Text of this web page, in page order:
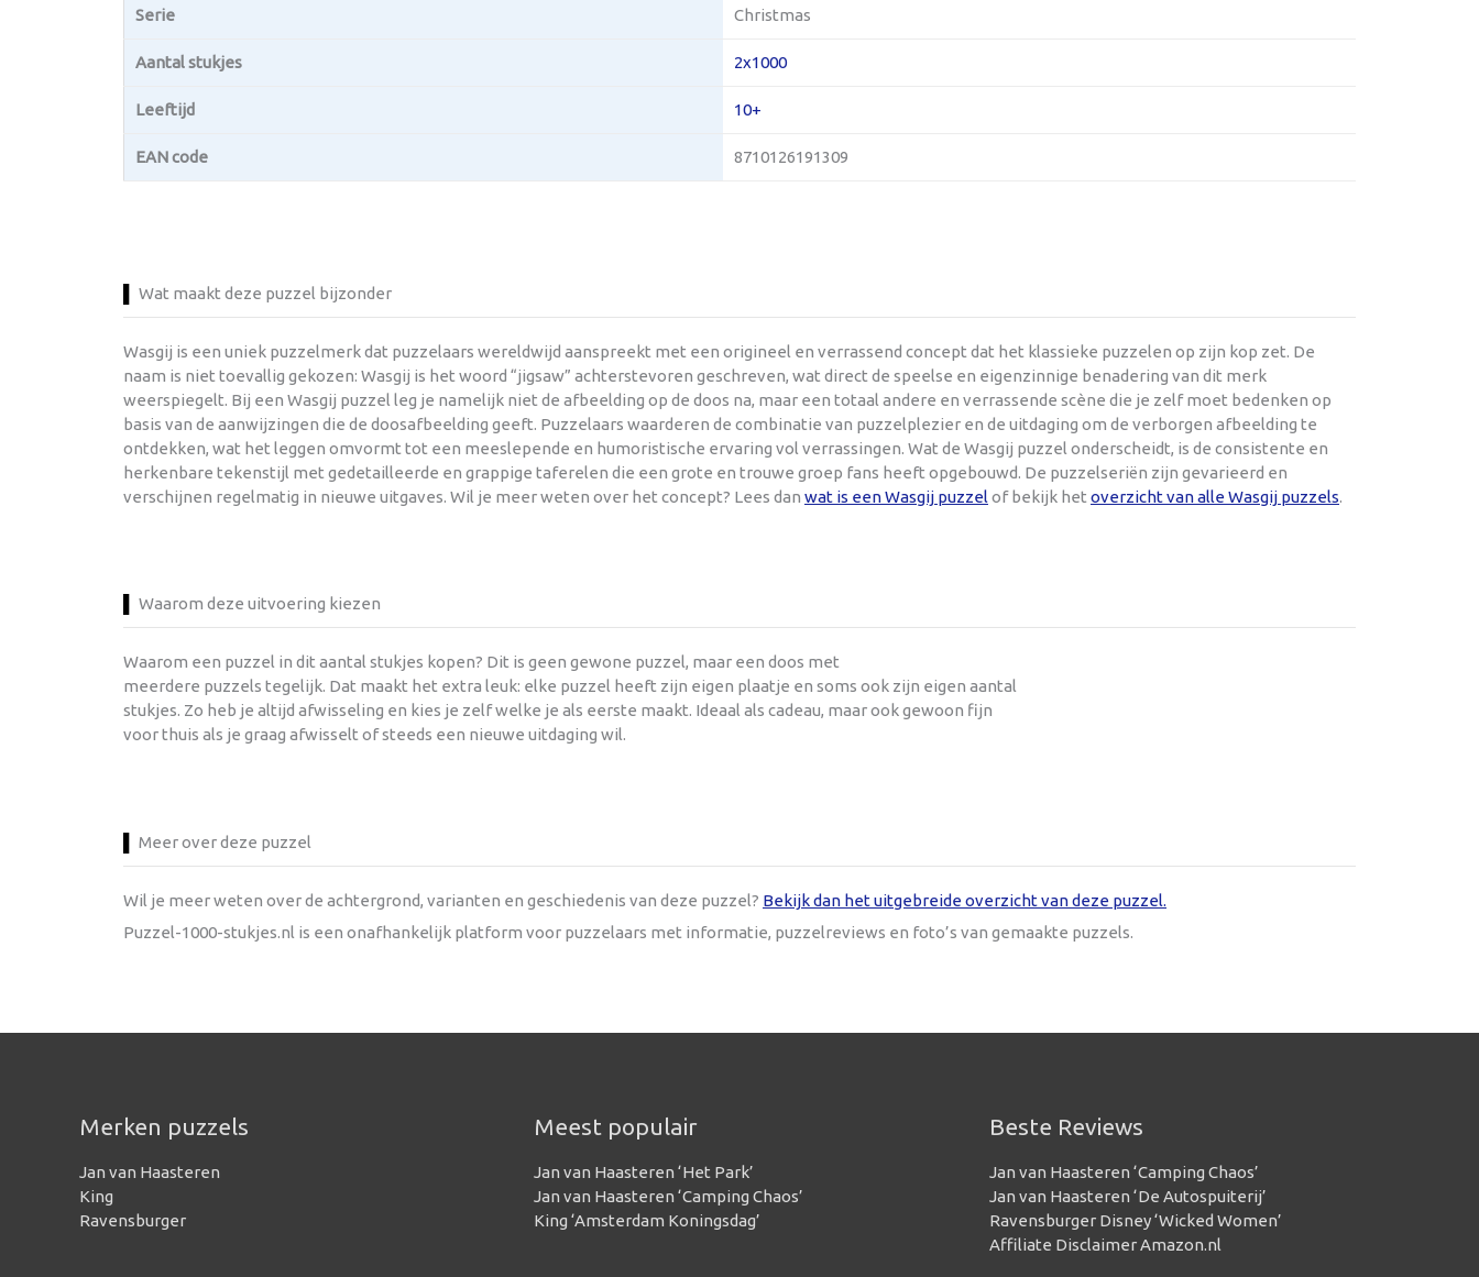
Serie Christmas
Aantal stukjes 2x1000
Leeftijd 10+
EAN code 8710126191309
Wat maakt deze puzzel bijzonder
Wasgij is een uniek puzzelmerk dat puzzelaars wereldwijd aanspreekt met een origineel en verrassend concept dat het klassieke puzzelen op zijn kop zet. De
naam is niet toevallig gekozen: Wasgij is het woord “jigsaw” achterstevoren geschreven, wat direct de speelse en eigenzinnige benadering van dit merk
weerspiegelt. Bij een Wasgij puzzel leg je namelijk niet de afbeelding op de doos na, maar een totaal andere en verrassende scène die je zelf moet bedenken op
basis van de aanwijzingen die de doosafbeelding geeft. Puzzelaars waarderen de combinatie van puzzelplezier en de uitdaging om de verborgen afbeelding te
ontdekken, wat het leggen omvormt tot een meeslepende en humoristische ervaring vol verrassingen. Wat de Wasgij puzzel onderscheidt, is de consistente en
herkenbare tekenstijl met gedetailleerde en grappige taferelen die een grote en trouwe groep fans heeft opgebouwd. De puzzelseriën zijn gevarieerd en
verschijnen regelmatig in nieuwe uitgaves. Wil je meer weten over het concept? Lees dan wat is een Wasgij puzzel of bekijk het overzicht van alle Wasgij puzzels.
Waarom deze uitvoering kiezen
Waarom een puzzel in dit aantal stukjes kopen? Dit is geen gewone puzzel, maar een doos met
meerdere puzzels tegelijk. Dat maakt het extra leuk: elke puzzel heeft zijn eigen plaatje en soms ook zijn eigen aantal
stukjes. Zo heb je altijd afwisseling en kies je zelf welke je als eerste maakt. Ideaal als cadeau, maar ook gewoon fijn
voor thuis als je graag afwisselt of steeds een nieuwe uitdaging wil.
Meer over deze puzzel
Wil je meer weten over de achtergrond, varianten en geschiedenis van deze puzzel? Bekijk dan het uitgebreide overzicht van deze puzzel.
Puzzel-1000-stukjes.nl is een onafhankelijk platform voor puzzelaars met informatie, puzzelreviews en foto’s van gemaakte puzzels.
Merken puzzels
Jan van Haasteren
King
Ravensburger
Meest populair
Jan van Haasteren ‘Het Park’
Jan van Haasteren ‘Camping Chaos’
King ‘Amsterdam Koningsdag’
Beste Reviews
Jan van Haasteren ‘Camping Chaos’
Jan van Haasteren ‘De Autospuiterij’
Ravensburger Disney ‘Wicked Women’
Affiliate Disclaimer Amazon.nl